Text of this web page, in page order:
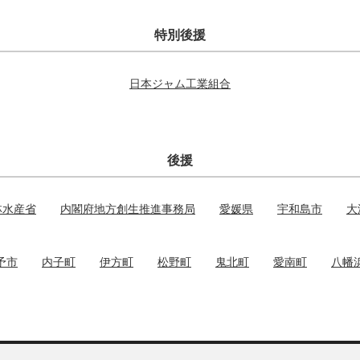
特別後援
日本ジャム工業組合
後援
水産省 内閣府地方創生推進事務局 愛媛県 宇和島市
市 内子町 伊方町 松野町 鬼北町 愛南町 八幡